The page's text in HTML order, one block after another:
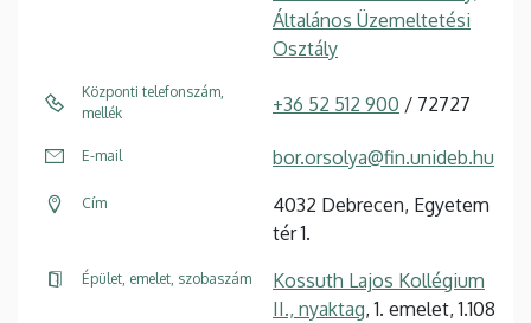
Általános Üzemeltetési
Osztály
Központi telefonszám,
mellék
+36 52 512 900 / 72727
E-mail bor.orsolya@fin.unideb.hu
Cím
4032 Debrecen, Egyetem
tér 1.
Épület, emelet, szobaszám
Kossuth Lajos Kollégium
II., nyaktag, 1. emelet, 1.108